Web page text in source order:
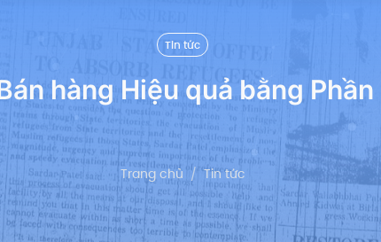
Tin tức
hàng Hiệu quả bằng
Trang chủ Tin tức